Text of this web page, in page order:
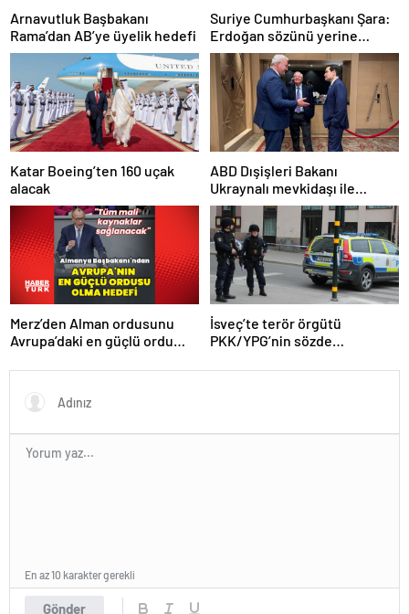
Arnavutluk Başbakanı
Rama’dan AB’ye üyelik hedefi
Suriye Cumhurbaşkanı Şara:
Erdoğan sözünü yerine
getirdi. Trump’a da çok
teşekkür ederim
Katar Boeing’ten 160 uçak
alacak
ABD Dışişleri Bakanı
Ukraynalı mevkidaşı ile
görüştü
Merz’den Alman ordusunu
Avrupa’daki en güçlü ordu
İsveç’te terör örgütü
PKK/YPG’nin sözde
Gönder
En az 10 karakter gerekli